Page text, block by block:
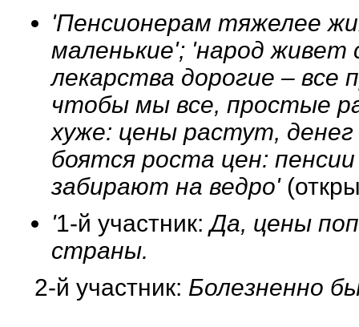
'Пенсионерам тяжелее
маленькие'; 'народ живет
лекарства дорогие – все
чтобы мы все, простые
хуже: цены растут,
боятся роста цен:
забирают на ведро'
'1-й участник: Да, цены
страны.
2-й участник: Болезненно